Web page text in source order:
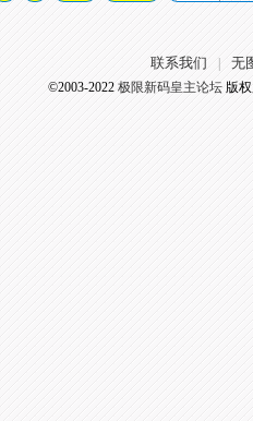
联系我们 无
©2003-2022 极限新码皇主论坛版权